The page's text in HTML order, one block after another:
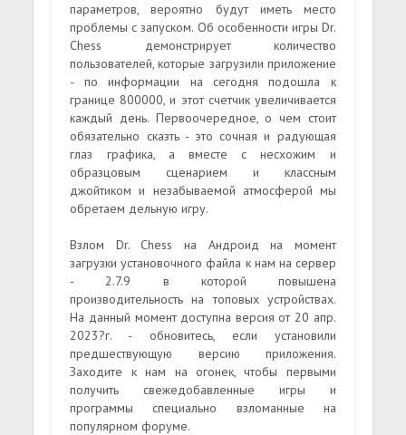
параметров, вероятно будут иметь место
проблемы с запуском. Об особенности игры Dr.
Chess демонстрирует количество
пользователей, которые загрузили приложение
- по информации на сегодня подошла к
границе 800000, и этот счетчик увеличивается
каждый день. Первоочередное, о чем стоит
обязательно сказть - это сочная и радующая
глаз графика, а вместе с несхожим и
образцовым сценарием и классным
джойтиком и незабываемой атмосферой мы
обретаем дельную игру.
Взлом Dr. Chess на Андроид на момент
загрузки установочного файла к нам на сервер
- 2.7.9 в которой повышена
производительность на топовых устройствах.
На данный момент доступна версия от 20 апр.
2023?г. - обновитесь, если установили
предшествующую версию приложения.
Заходите к нам на огонек, чтобы первыми
получить свежедобавленные игры и
программы специально взломанные на
популярном форуме.